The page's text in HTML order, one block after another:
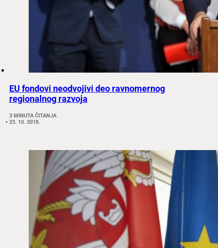
EU fondovi neodvojivi deo ravnomernog
regionalnog razvoja
3 MINUTA ČITANJA
23. 10. 2018.